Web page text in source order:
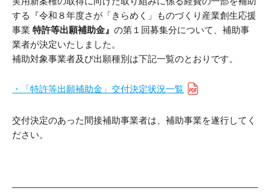
経営改善
ＤＸ・スタートアップ
貸研究開発室
交通アクセス
する『令和８年度さが「きらめく」ものづくり産業創生応援
事業 特許等出願補助金』 の第１回募集分について、補助事
業者が決定いたしました。
補助対象事業者及び出願種別は下記一覧のとおりです。
・「特許等出願補助金」交付決定状況一覧
交付決定のあった間接補助事業者は、補助事業を遂行してく
ださい。